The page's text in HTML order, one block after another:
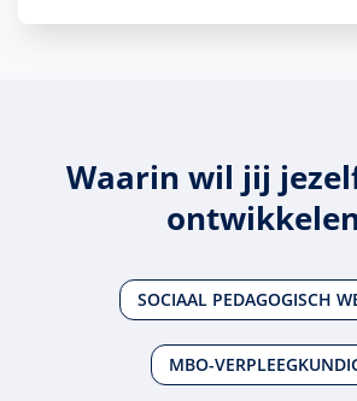
Waarin wil jij
SOCIAAL PEDAGOGISCH
MBO-